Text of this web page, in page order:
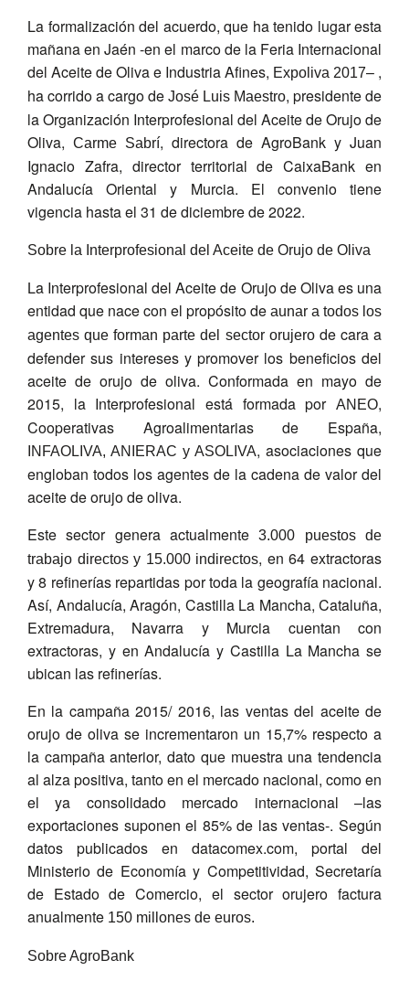
La formalización del acuerdo, que ha tenido lugar esta
mañana en Jaén -en el marco de la Feria Internacional
del Aceite de Oliva e Industria Afines, Expoliva 2017– ,
ha corrido a cargo de José Luis Maestro, presidente de
la Organización Interprofesional del Aceite de Orujo de
Oliva, Carme Sabrí, directora de AgroBank y Juan
Ignacio Zafra, director territorial de CaixaBank en
Andalucía Oriental y Murcia. El convenio tiene
vigencia hasta el 31 de diciembre de 2022.
Sobre la Interprofesional del Aceite de Orujo de Oliva
La Interprofesional del Aceite de Orujo de Oliva es una
entidad que nace con el propósito de aunar a todos los
agentes que forman parte del sector orujerode cara a
defender sus intereses y promover los beneficios del
aceite de orujo de oliva. Conformada en mayo de
2015, la Interprofesional está formada por ANEO,
Cooperativas Agroalimentarias de España,
INFAOLIVA, ANIERAC y ASOLIVA, asociaciones que
engloban todos los agentes de la cadena de valor del
aceite de orujo de oliva.
Este sector genera actualmente3.000 puestos de
trabajo directos y 15.000 indirectos, en 64 extractoras
y 8 refinerías repartidas por toda la geografía nacional.
Así, Andalucía, Aragón, Castilla La Mancha, Cataluña,
Extremadura, Navarra y Murcia cuentan con
extractoras, y en Andalucía y Castilla La Mancha se
ubican las refinerías.
En la campaña 2015/ 2016, las ventas del aceite de
orujo de oliva se incrementaron un 15,7% respecto a
la campaña anterior, dato que muestra una tendencia
al alza positiva, tanto en el mercado nacional, como en
el ya consolidado mercado internacional –las
exportaciones suponen el 85% de las ventas-. Según
datos publicados en datacomex.com, portal del
Ministerio de Economía y Competitividad, Secretaría
de Estado de Comercio, el sector orujero factura
anualmente 150 millones de euros.
Sobre AgroBank